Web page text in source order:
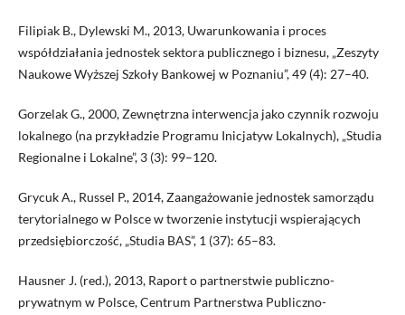
Filipiak B., Dylewski M., 2013, Uwarunkowania i proces
współdziałania jednostek sektora publicznego i biznesu, „Zeszyty
Naukowe Wyższej Szkoły Bankowej w Poznaniu”, 49 (4): 27–40.
Gorzelak G., 2000, Zewnętrzna interwencja jako czynnik rozwoju
lokalnego (na przykładzie Programu Inicjatyw Lokalnych), „Studia
Regionalne i Lokalne”, 3 (3): 99–120.
Grycuk A., Russel P., 2014, Zaangażowanie jednostek samorządu
terytorialnego w Polsce w tworzenie instytucji wspierających
przedsiębiorczość, „Studia BAS”, 1 (37): 65–83.
Hausner J. (red.), 2013, Raport o partnerstwie publiczno-
prywatnym w Polsce, Centrum Partnerstwa Publiczno-